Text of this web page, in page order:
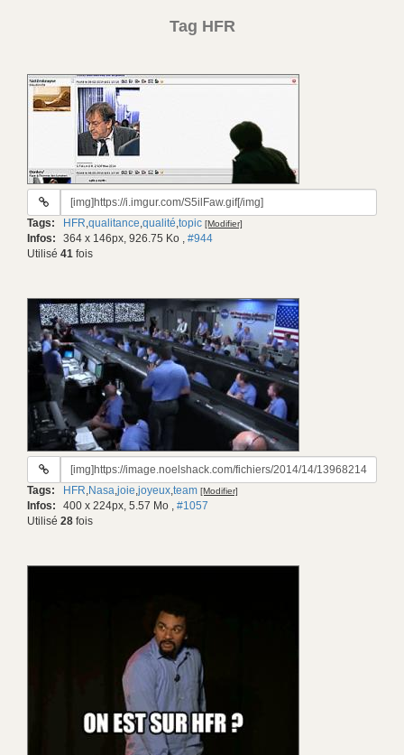
Tag HFR
URL
gif:
Tags: HFR,qualitance,qualité,topic [Modifier]
Infos: 364 x 146px, 926.75 Ko , #944
Utilisé 41 fois
URL
gif:
Tags: HFR,Nasa,joie,joyeux,team [Modifier]
Infos: 400 x 224px, 5.57 Mo , #1057
Utilisé 28 fois